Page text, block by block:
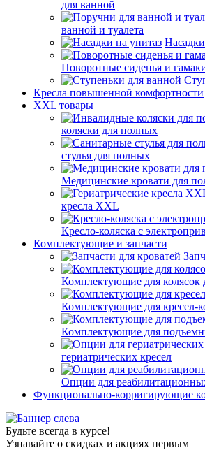
для ванной
ванной и туалета
Поворотные сиденья и
Кресла повышенной комфортности
XXL товары
коляски для полных
стулья для полных
Медицинские кровати для
кресла XXL
Кресло-коляска с
Комплектующие и запчасти
Комплектующие для колясок
Комплектующие для кресел-
Комплектующие для
гериатрических кресел
Опции для
Функционально-корригирующие
Будьте всегда в курсе!
Узнавайте о скидках и акциях первым